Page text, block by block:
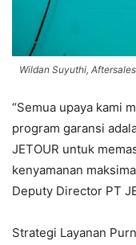
Wildan Suyuthi,
“Semua upaya kami
program garansi
JETOUR untuk
kenyamanan
Deputy Director PT
Strategi Layanan